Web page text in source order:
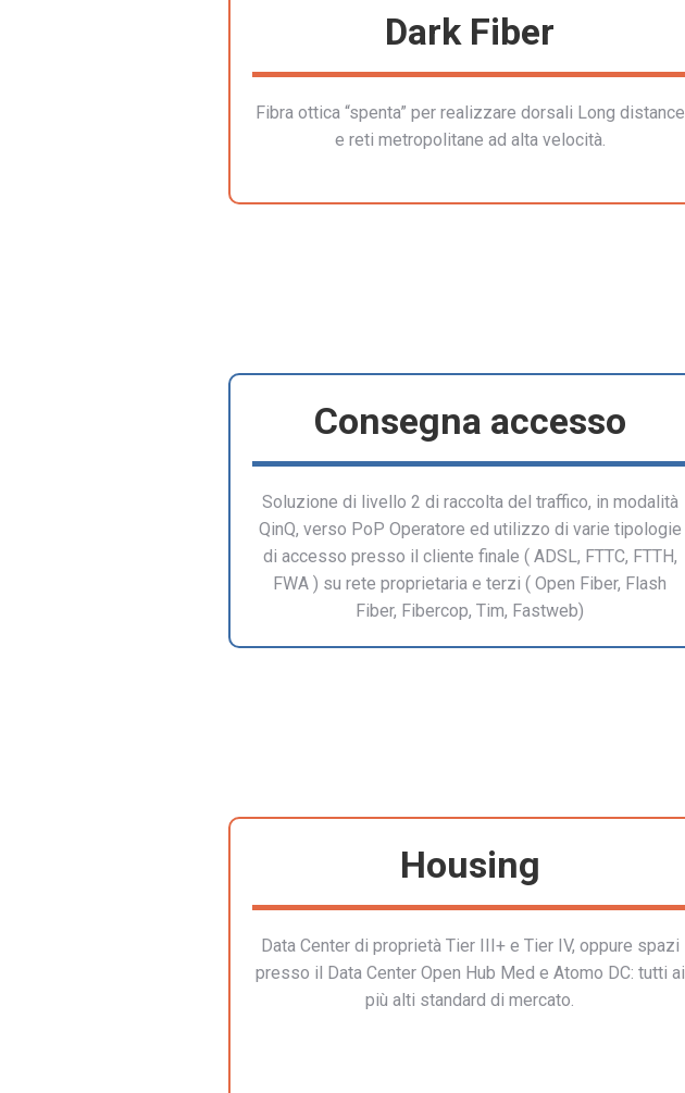
Dark Fiber
Fibra ottica “spenta” per realizzare dorsali Long distance
e reti metropolitane ad alta velocità.
Consegna accesso
Soluzione di livello 2 di raccolta del traffico, in modalità
QinQ, verso PoP Operatore ed utilizzo di varie tipologie
di accesso presso il cliente finale ( ADSL, FTTC, FTTH,
FWA ) su rete proprietaria e terzi ( Open Fiber, Flash
Fiber, Fibercop, Tim, Fastweb)
Housing
Data Center di proprietà Tier III+ e Tier IV, oppure spazi
presso il Data Center Open Hub Med e Atomo DC: tutti ai
più alti standard di mercato.